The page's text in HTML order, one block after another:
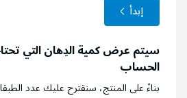
إبدأ
سيتم عرض كمية الدِهان التي
الحساب
بناءً على المنتج، سنقترح عليك عدد